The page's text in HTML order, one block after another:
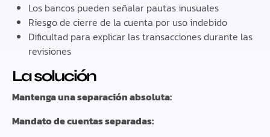
Los bancos pueden señalar pautas inusuales
Riesgo de cierre de la cuenta por uso indebido
Dificultad para explicar las transacciones durante las
revisiones
La solución
Mantenga una separación absoluta:
Mandato de cuentas separadas: